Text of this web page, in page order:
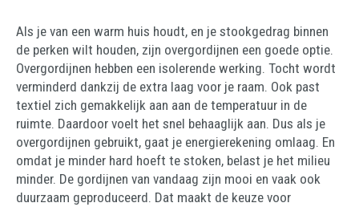
Als je van een warm huis houdt, en je stookgedrag binnen
de perken wilt houden, zijn overgordijnen een goede optie.
Overgordijnen hebben een isolerende werking. Tocht wordt
verminderd dankzij de extra laag voor je raam. Ook past
textiel zich gemakkelijk aan aan de temperatuur in de
ruimte. Daardoor voelt het snel behaaglijk aan. Dus als je
overgordijnen gebruikt, gaat je energierekening omlaag. En
omdat je minder hard hoeft te stoken, belast je het milieu
minder. De gordijnen van vandaag zijn mooi en vaak ook
duurzaam geproduceerd. Dat maakt de keuze voor